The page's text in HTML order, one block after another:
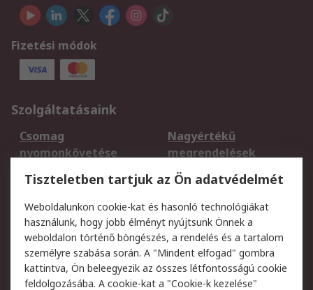
Fizetési módok
Szolgáltatásaink
Csomag
nyomonkövetése
Nagyértékű
megrendelések
Regisztráció
Szállítás
Termékvisszaküldés
Szolgáltatások
Jogi
Adatvédelmi
Az RS értékesítési
Tiszteletben tartjuk az Ön adatvédelmét
Weboldalunkon cookie-kat és hasonló technológiákat
használunk, hogy jobb élményt nyújtsunk Önnek a
weboldalon történő böngészés, a rendelés és a tartalom
személyre szabása során. A "Mindent elfogad" gombra
kattintva, Ön beleegyezik az összes létfontosságú cookie
feldolgozásába. A cookie-kat a "Cookie-k kezelése"